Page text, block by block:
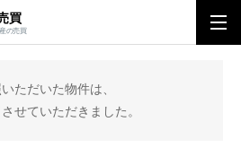
買
の売買
エリアトップ
ただいた物件は、
せていただきました。